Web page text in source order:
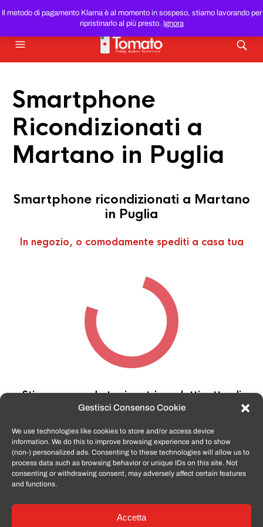
Gestisci Consenso Cookie
We use technologies like cookies to store and/or access device
information. We do this to improve browsing experience and to show
(non-) personalized ads. Consenting to these technologies will allow us to
process data such as browsing behavior or unique IDs on this site. Not
consenting or withdrawing consent, may adversely affect certain features
and functions.
Accetta
Il metodo di pagamento Klarna è al momento in sospeso, stiamo lavorando per
ripristinarlo al più presto. Ignora
SMARTPHONE E TABLET RICONDIZIONATIAL MIGLIOR
PREZZO DEL WEB!
Smartphone
Ricondizionati a
Martano in Puglia
Smartphone ricondizionati a Martano
in Puglia
In negozio, o comodamente spediti a casa tua
Stiamo cercando tra i nostri prodotti, attendi
qualche secondo…
TomatoSmartphone.itè lo shop n.1 in italia per
smartphone ricondizionati garantiti e certificati
di tutte le marche,APPLE, SAMSUNG, HUAWEI,
ONEPLUS, XIAOMI e tanto altro